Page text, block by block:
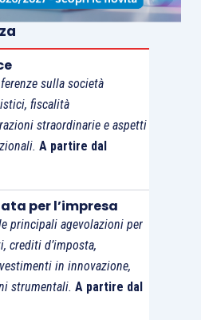
sulla società
fiscalità
straordinarie e aspetti
A partire dal
per l’impresa
principali agevolazioni per
crediti d’imposta,
in innovazione,
strumentali. A partire dal